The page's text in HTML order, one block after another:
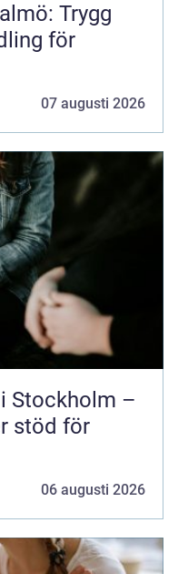
Trygg
för
07 augusti 2026
Stockholm –
stöd för
06 augusti 2026